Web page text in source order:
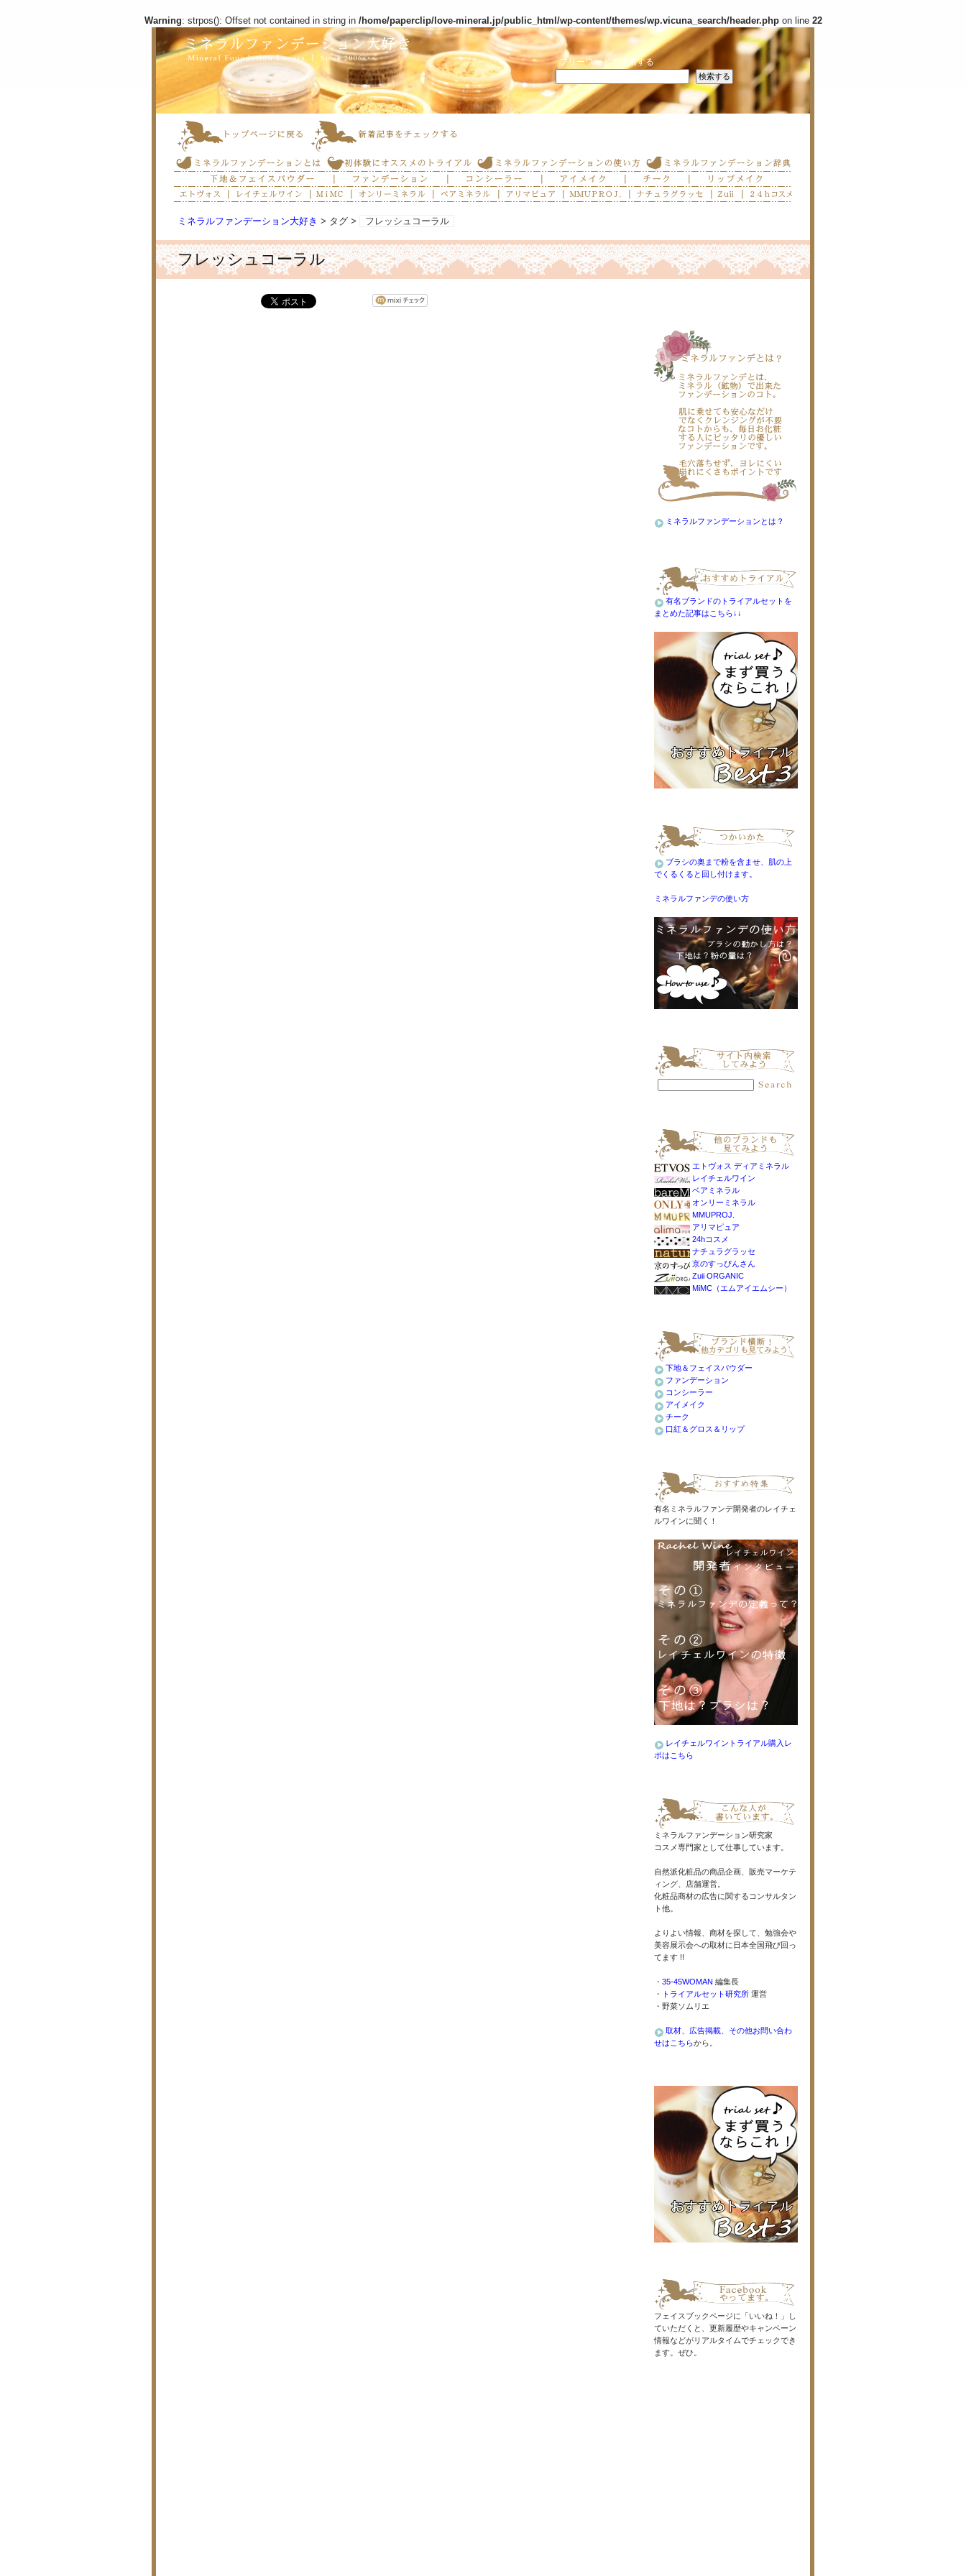
Warning: strpos(): Offset not contained in string in /home/paperclip/love-mineral.jp/public_html/wp-content/themes/wp.vicuna_search/header.phpon line 22
フリーワードで検索する
ミネラルファンデーション大好き > タグ > フレッシュコーラル
フレッシュコーラル
ミネラルファンデーションとは？
有名ブランドのトライアルセットを
まとめた記事はこちら↓↓
ブラシの奥まで粉を含ませ、肌の上
でくるくると回し付けます。
ミネラルファンデの使い方
エトヴォス ディアミネラル
レイチェルワイン
ベアミネラル
オンリーミネラル
MMUPROJ.
アリマピュア
24hコスメ
ナチュラグラッセ
京のすっぴんさん
Zuii ORGANIC
MiMC（エムアイエムシー）
下地＆フェイスパウダー
ファンデーション
コンシーラー
アイメイク
チーク
口紅＆グロス＆リップ
有名ミネラルファンデ開発者のレイチェ
ルワインに聞く！
レイチェルワイントライアル購入レ
ポはこちら
ミネラルファンデーション研究家
コスメ専門家として仕事しています。
自然派化粧品の商品企画、販売マーケテ
ィング、店舗運営。
化粧品商材の広告に関するコンサルタン
ト他。
よりよい情報、商材を探して、勉強会や
美容展示会への取材に日本全国飛び回っ
てます !!
・ 35-45WOMAN 編集長
・
トライアルセット研究所 運営
・野菜ソムリエ
取材、広告掲載、その他お問い合わ
せはこちらから。
フェイスブックページに「いいね！」し
ていただくと、更新履歴やキャンペーン
情報などがリアルタイムでチェックでき
ます。ぜひ。